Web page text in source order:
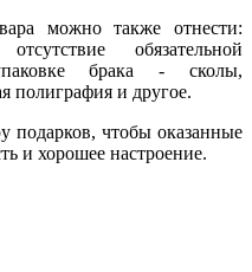
можно также отнести:
обязательной
брака - сколы,
полиграфия и другое.
подарков, чтобы оказанные
и хорошее настроение.